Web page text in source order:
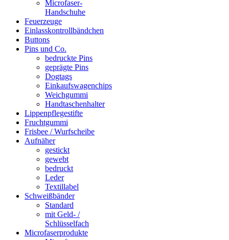
Microfaser-
Handschuhe
Feuerzeuge
Einlasskontrollbändchen
Buttons
Pins und Co.
bedruckte Pins
geprägte Pins
Dogtags
Einkaufswagenchips
Weichgummi
Handtaschenhalter
Lippenpflegestifte
Fruchtgummi
Frisbee / Wurfscheibe
Aufnäher
gestickt
gewebt
bedruckt
Leder
Textillabel
Schweißbänder
Standard
mit Geld- /
Schlüsselfach
Microfaserprodukte